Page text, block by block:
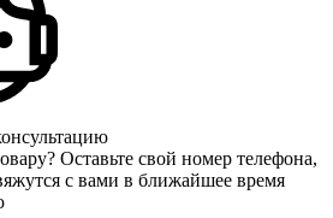
Оставьте свой номер телефона,
с вами в ближайшее время